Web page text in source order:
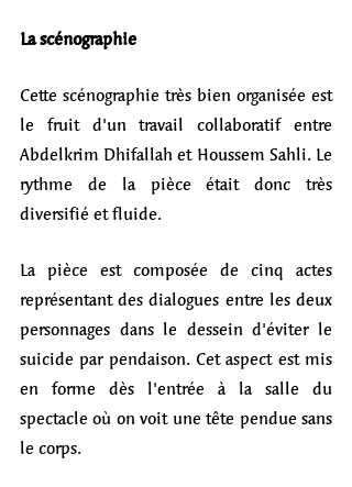
La scénographie
Cette scénographie très bien organisée est
le fruit d'un travail collaboratif entre
Abdelkrim Dhifallah et Houssem Sahli. Le
rythme de la pièce était donc très
diversifié et fluide.
La pièce est composée de cinq actes
représentant des dialogues entre les deux
personnages dans le dessein d'éviter le
suicide par pendaison. Cet aspect est mis
en forme dès l'entrée à la salle du
spectacle où on voit une tête pendue sans
le corps.